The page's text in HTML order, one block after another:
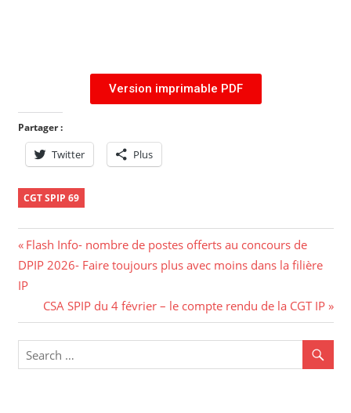
Version imprimable PDF
Partager :
Twitter Plus
CGT SPIP 69
Flash Info- nombre de postes offerts au concours de
DPIP 2026- Faire toujours plus avec moins dans la filière
IP
CSA SPIP du 4 février – le compte rendu de la CGT IP